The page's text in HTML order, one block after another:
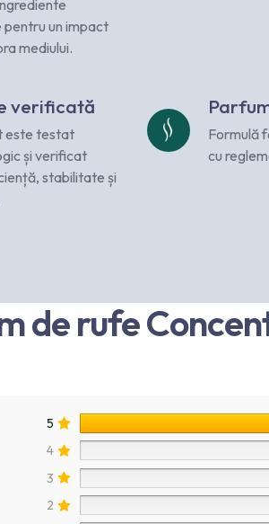
un impact
mediului.
verificată
este testat
și verificat
stabilitate și
Formulă
cu
de rufe
5
4
3
2